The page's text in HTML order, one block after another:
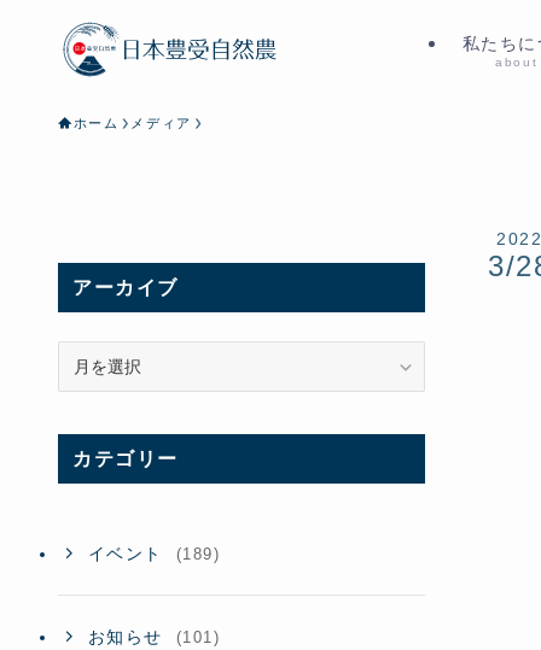
私たち
about
ホーム メディア
3/
アーカイブ
ー
イ
ブカテゴリー
イベント (189)
お知らせ (101)